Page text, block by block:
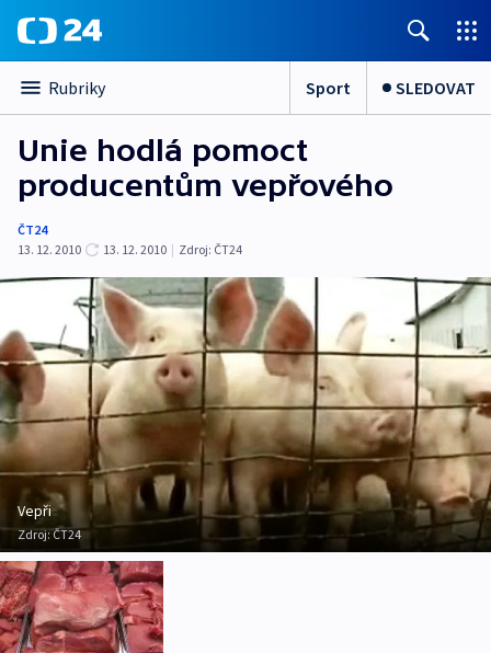
Rubriky Sport SLEDOVAT
Unie hodlá pomoct
producentům vepřového
ČT24
13. 12. 2010
13. 12. 2010 | Zdroj: ČT24
Vepři
Zdroj:ČT24